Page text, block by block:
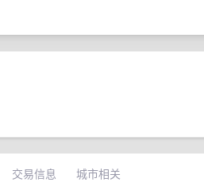
交易信息 城市相关